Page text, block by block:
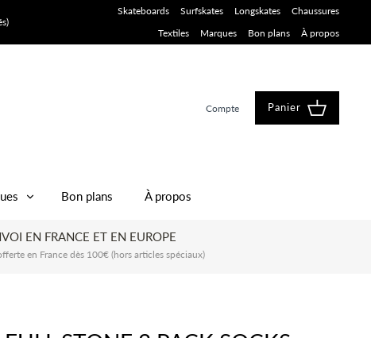
Skateboards Surfskates Longskates
Chaussures
Textiles
Marques Bon plans À propos
Compte Panier
Bon plans À propos
EN FRANCE ET EN EUROPE
en France dès 100€ (hors articles spéciaux)